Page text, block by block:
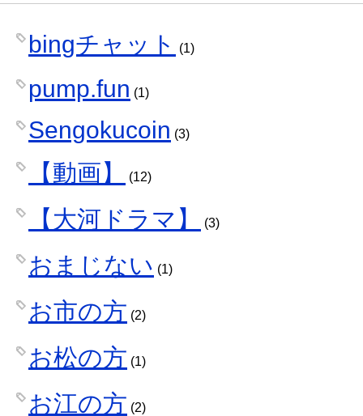
bingチャット (1)
pump.fun (1)
Sengokucoin (3)
【動画】 (12)
【大河ドラマ】 (3)
おまじない (1)
お市の方 (2)
お松の方 (1)
お江の方 (2)